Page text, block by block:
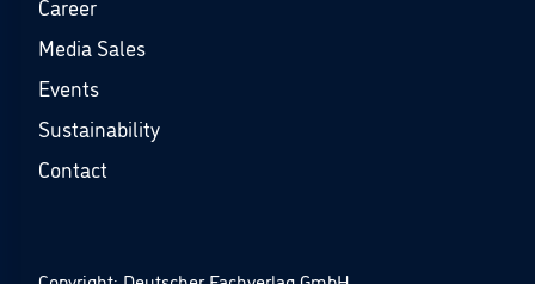
Career
Media Sales
Events
Sustainability
Contact